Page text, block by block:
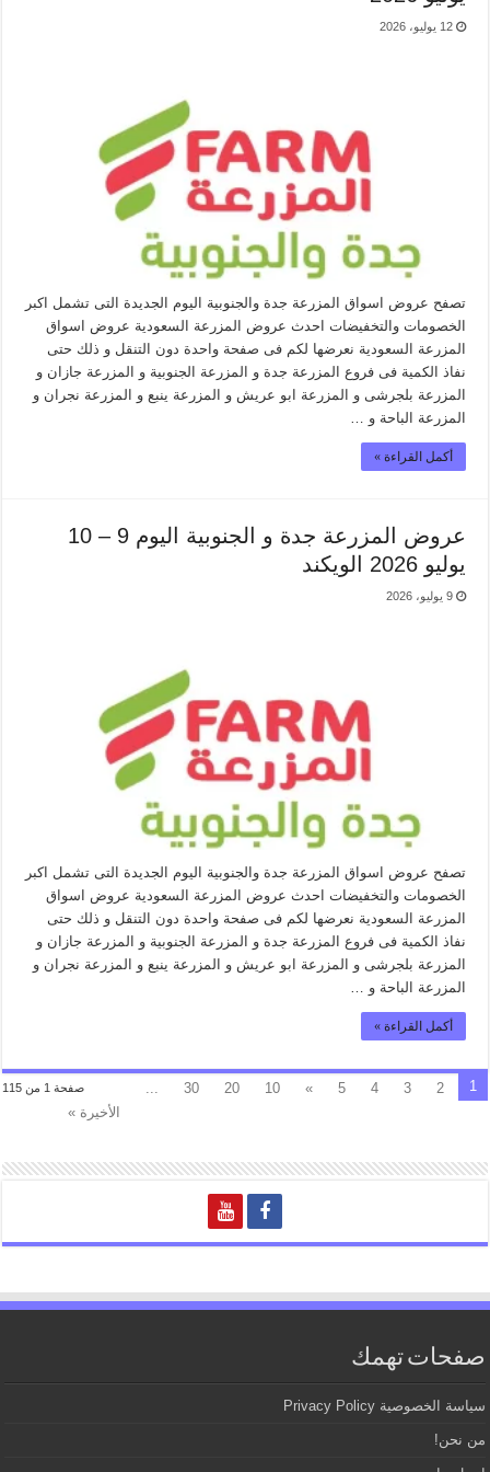
12 يوليو، 2026
تصفح عروض اسواق المزرعة جدة والجنوبية اليوم الجديدة التى تشمل اكبر
الخصومات والتخفيضات احدث عروض المزرعة السعودية عروض اسواق
المزرعة السعودية نعرضها لكم فى صفحة واحدة دون التنقل و ذلك حتى
نفاذ الكمية فى فروع المزرعة جدة و المزرعة الجنوبية و المزرعة جازان و
المزرعة بلجرشى و المزرعة ابو عريش و المزرعة ينبع و المزرعة نجران و
المزرعة الباحة و …
أكمل القراءة »
عروض المزرعة جدة و الجنوبية اليوم 9 – 10
يوليو 2026 الويكند
9 يوليو، 2026
تصفح عروض اسواق المزرعة جدة والجنوبية اليوم الجديدة التى تشمل اكبر
الخصومات والتخفيضات احدث عروض المزرعة السعودية عروض اسواق
المزرعة السعودية نعرضها لكم فى صفحة واحدة دون التنقل و ذلك حتى
نفاذ الكمية فى فروع المزرعة جدة و المزرعة الجنوبية و المزرعة جازان و
المزرعة بلجرشى و المزرعة ابو عريش و المزرعة ينبع و المزرعة نجران و
المزرعة الباحة و …
أكمل القراءة »
صفحة 1 من 115 1
2
3
4
5
»
10
20
30
الأخيرة »
صفحات تهمك
سياسة الخصوصية Privacy Policy
من نحن!